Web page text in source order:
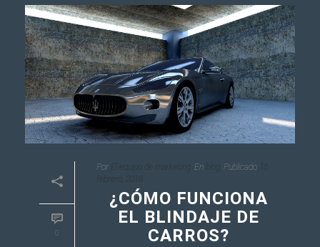
0
Por El equipo de marketing En blog Publicado
febrero, 2018
¿CÓMO FUNCIONA
EL BLINDAJE DE
CARROS?